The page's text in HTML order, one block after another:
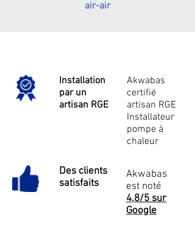
air-air
Installation
par un
artisan RGE
Akwabas
certifié
artisan RGE
Installateur
pompe à
chaleur
Des clients
satisfaits
Akwabas
est noté
4,8/5 sur
Google